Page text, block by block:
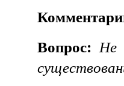
Вопрос: Не